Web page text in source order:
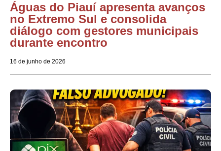
Águas do Piauí apresenta avanços
no Extremo Sul e consolida
diálogo com gestores municipais
durante encontro
16 de junho de 2026